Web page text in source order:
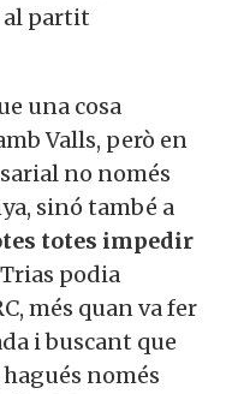
al partit
una cosa
Valls, però en
no només
sinó també a
totes impedir
podia
més quan va fer
i buscant que
només